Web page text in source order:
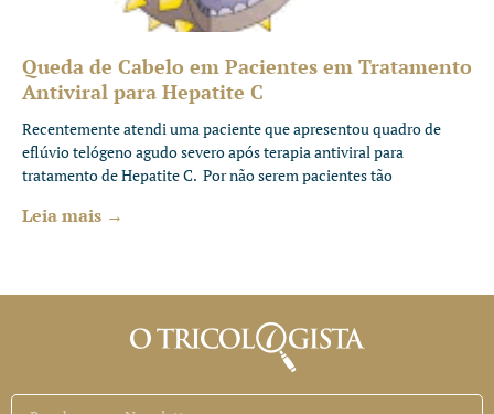
Queda de Cabelo em Pacientes em Tratamento
Antiviral para Hepatite C
Recentemente atendi uma paciente que apresentou quadro de
eflúvio telógeno agudo severo após terapia antiviral para
tratamento de Hepatite C. Por não serem pacientes tão
Leia mais →